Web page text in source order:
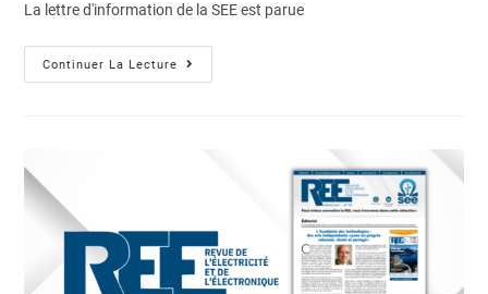
La lettre d'information de la SEE est parue
Continuer La Lecture